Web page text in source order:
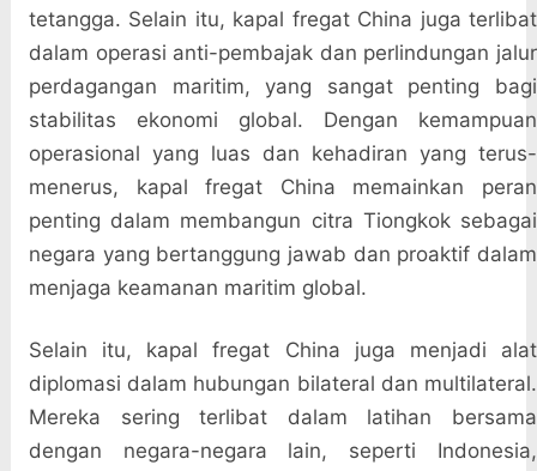
tetangga. Selain itu, kapal fregat China juga terlibat
dalam operasi anti-pembajak dan perlindungan jalur
perdagangan maritim, yang sangat penting bagi
stabilitas ekonomi global. Dengan kemampuan
operasional yang luas dan kehadiran yang terus-
menerus, kapal fregat China memainkan peran
penting dalam membangun citra Tiongkok sebagai
negara yang bertanggung jawab dan proaktif dalam
menjaga keamanan maritim global.
Selain itu, kapal fregat China juga menjadi alat
diplomasi dalam hubungan bilateral dan multilateral.
Mereka sering terlibat dalam latihan bersama
dengan negara-negara lain, seperti Indonesia,